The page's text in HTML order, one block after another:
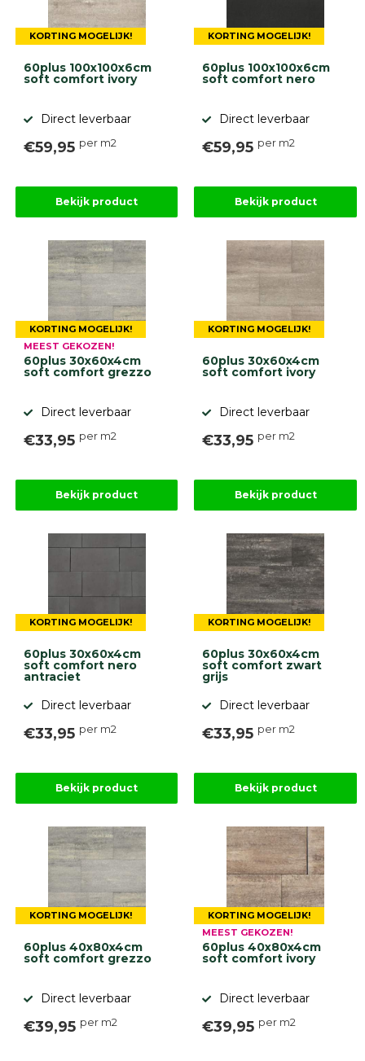
betonelementen
Overig
Kunstgras
Aanbiedingen
(informatie)
9.1
gebaseerd
946
ervaringen
KORTING MOGELIJK!
60plus 100x100x6cm
soft comfort ivory
Direct leverbaar
€59,95 per m2
Bekijk product
KORTING MOGELIJK!
60plus 100x100x6cm
soft comfort nero
Direct leverbaar
€59,95 per m2
Bekijk product
KORTING MOGELIJK!
MEEST GEKOZEN!
60plus 30x60x4cm
soft comfort grezzo
Direct leverbaar
€33,95 per m2
Bekijk product
KORTING MOGELIJK!
60plus 30x60x4cm
soft comfort ivory
Direct leverbaar
€33,95 per m2
Bekijk product
KORTING MOGELIJK!
60plus 30x60x4cm
soft comfort nero
antraciet
Direct leverbaar
€33,95 per m2
Bekijk product
KORTING MOGELIJK!
60plus 30x60x4cm
soft comfort zwart
grijs
Direct leverbaar
€33,95 per m2
Bekijk product
KORTING MOGELIJK!
60plus 40x80x4cm
soft comfort grezzo
Direct leverbaar
€39,95 per m2
KORTING MOGELIJK!
MEEST GEKOZEN!
60plus 40x80x4cm
soft comfort ivory
Direct leverbaar
€39,95 per m2